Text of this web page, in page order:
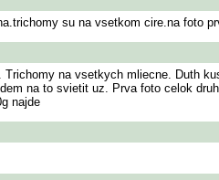
su na vsetkom cire.na foto
na vsetkych mliecne. Duth
na to svietit uz. Prva foto celok
najde